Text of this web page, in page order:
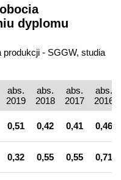
dyplomu
- SGGW, studia
abs.
2019
abs.
2018
abs.
2017
abs.
2016
0,51 0,42 0,41 0,46
0,32 0,55 0,55 0,71